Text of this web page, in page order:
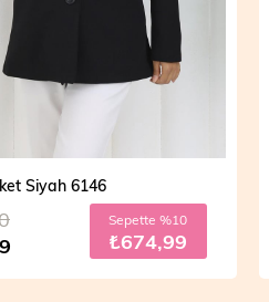
Kahverengi 6146
Sepette %10
₺674,99